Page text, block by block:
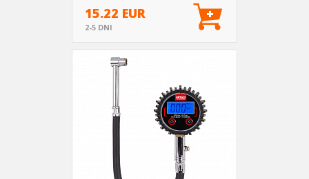
15.22 EUR
2-5 DNI